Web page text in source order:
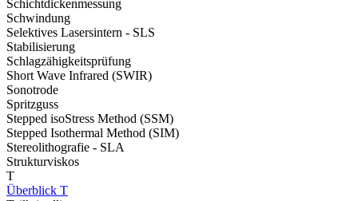
Schichtdickenmessung
Schwindung
Selektives Lasersintern - SLS
Stabilisierung
Schlagzähigkeitsprüfung
Short Wave Infrared (SWIR)
Sonotrode
Spritzguss
Stepped isoStress Method (SSM)
Stepped Isothermal Method (SIM)
Stereolithografie - SLA
Strukturviskos
T
Überblick T